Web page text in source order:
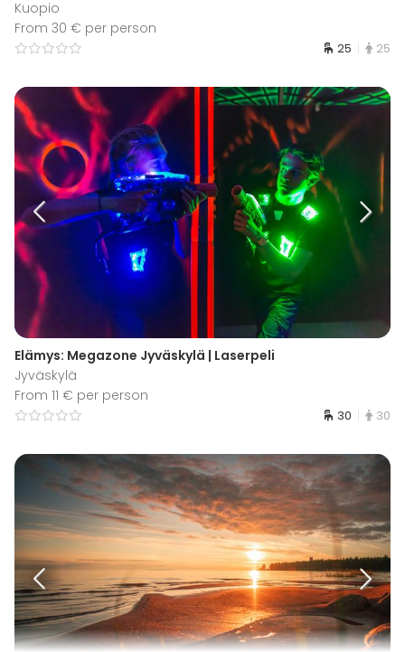
Kuopio
From 30 € per person
25 25
Elämys: Megazone Jyväskylä | Laserpeli
Jyväskylä
From 11 € per person
30 30